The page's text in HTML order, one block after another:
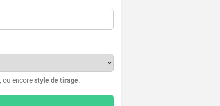
, ou encorestyle de tirage.